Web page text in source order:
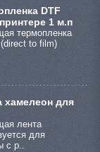
DTF
1 м.п
термопленка
to film)
хамелеон для
лента
для
с р..